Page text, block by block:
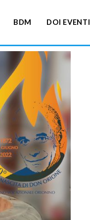
BDM DOI EVENTI